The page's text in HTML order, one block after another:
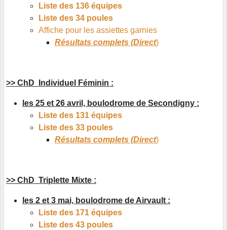
Liste des 136 équipes
Liste des 34 poules
Affiche pour les assiettes garnies
Résultats complets (Direct)
>> ChD Individuel Féminin :
les 25 et 26 avril, boulodrome de Secondigny :
Liste des 131 équipes
Liste des 33 poules
Résultats complets (Direct)
>> ChD Triplette Mixte :
les 2 et 3 mai, boulodrome de Airvault :
Liste des 171 équipes
Liste des 43 poules